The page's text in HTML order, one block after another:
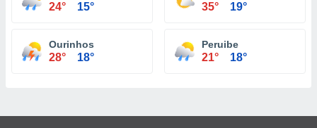
24° 15° 35° 19°
Ourinhos
28° 18°
Peruibe
21° 18°